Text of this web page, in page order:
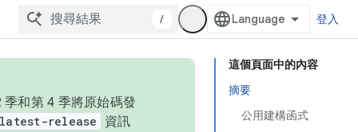
/ 登入
這個頁面中的內容
摘要
公用建構函式
和第 4 季將原始碼發
release
資訊